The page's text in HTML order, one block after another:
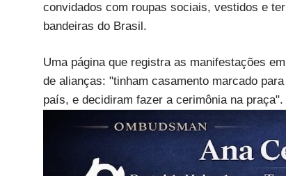
convidados com roupas sociais, vestidos e
bandeiras do Brasil.
Uma página que registra as manifestações
de alianças: "tinham casamento marcado
país, e decidiram fazer a cerimônia na praça".